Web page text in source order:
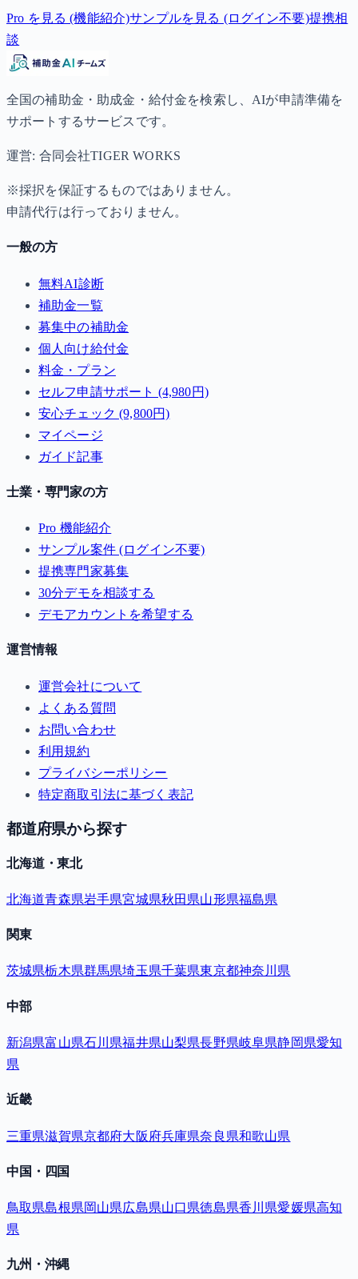
Pro を見る (機能紹介)サンプルを見る (ログイン不要)提携相
談
全国の補助金・助成金・給付金を検索し、AIが申請準備を
サポートするサービスです。
運営: 合同会社TIGER WORKS
※採択を保証するものではありません。
申請代行は行っておりません。
一般の方
無料AI診断
補助金一覧
募集中の補助金
個人向け給付金
料金・プラン
セルフ申請サポート (4,980円)
安心チェック (9,800円)
マイページ
ガイド記事
士業・専門家の方
Pro 機能紹介
サンプル案件 (ログイン不要)
提携専門家募集
30分デモを相談する
デモアカウントを希望する
運営情報
運営会社について
よくある質問
お問い合わせ
利用規約
プライバシーポリシー
特定商取引法に基づく表記
都道府県から探す
北海道・東北
北海道青森県岩手県宮城県秋田県山形県福島県
関東
茨城県栃木県群馬県埼玉県千葉県東京都神奈川県
中部
新潟県富山県石川県福井県山梨県長野県岐阜県静岡県愛知
県
近畿
三重県滋賀県京都府大阪府兵庫県奈良県和歌山県
中国・四国
鳥取県島根県岡山県広島県山口県徳島県香川県愛媛県高知
県
九州・沖縄